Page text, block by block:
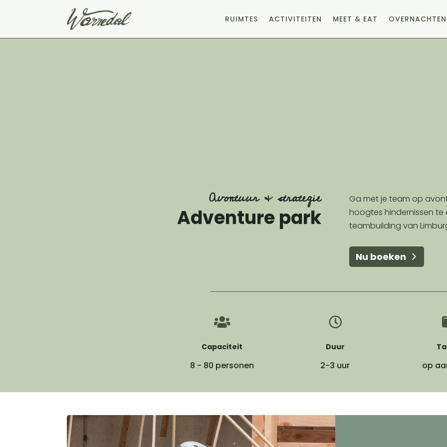
RUIMTES ACTIVITEITEN MEET & EAT OVERNACHTEN
Avontuur & strategie
Adventure park
Ga met je team op
hoogtes hindernissen
teambuilding van
Nu boeken

Capaciteit
8 - 80 personen

Duur
2-3 uur op